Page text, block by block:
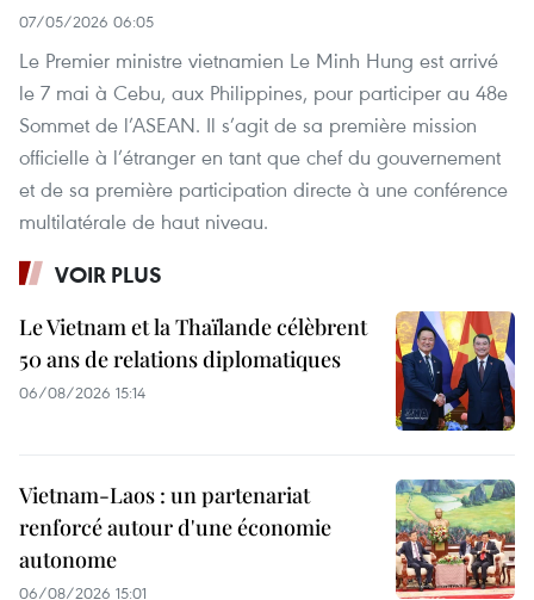
07/05/2026 06:05
Le Premier ministre vietnamien Le Minh Hung est arrivé
le 7 mai à Cebu, aux Philippines, pour participer au 48e
Sommet de l’ASEAN. Il s’agit de sa première mission
officielle à l’étranger en tant que chef du gouvernement
et de sa première participation directe à une conférence
multilatérale de haut niveau.
VOIR PLUS
Le Vietnam et la Thaïlande célèbrent
50 ans de relations diplomatiques
06/08/2026 15:14
Vietnam-Laos : un partenariat
renforcé autour d'une économie
autonome
06/08/2026 15:01